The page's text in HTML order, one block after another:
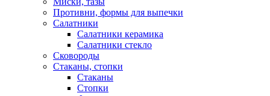
Противни, формы для выпечки
Салатники
Салатники керамика
Салатники стекло
Сковороды
Стаканы, стопки
Стаканы
Стопки